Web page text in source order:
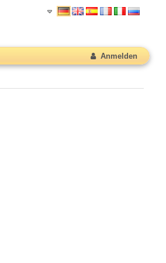
Anmelden